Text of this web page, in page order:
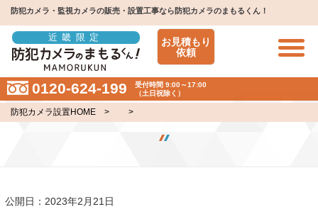
防犯カメラ・監視カメラの販売・設置工事なら防犯カメラのまもるくん！
近畿限定
お見積もり
依頼
0120-624-199
受付時間 9:00～17:00
（土日祝除く）
防犯カメラ設置HOME> >
公開日：2023年2月21日